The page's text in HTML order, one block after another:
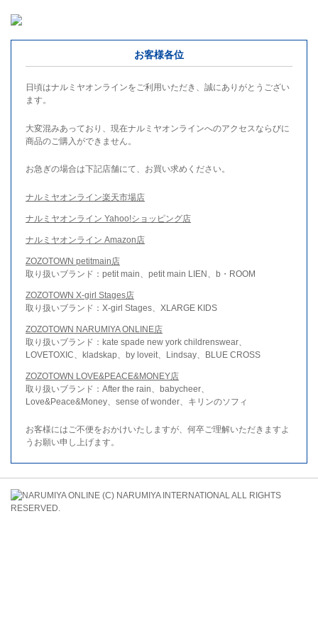
お客様各位
日頃はナルミヤオンラインをご利用いただき、誠にありがとうござい
ます。
大変混みあっており、現在ナルミヤオンラインへのアクセスならびに
商品のご購入ができません。
お急ぎの場合は下記店舗にて、お買い求めください。
ナルミヤオンライン楽天市場店
ナルミヤオンライン Yahoo!ショッピング店
ナルミヤオンライン Amazon店
ZOZOTOWN petitmain店
取り扱いブランド：petit main、petit main LIEN、b・ROOM
ZOZOTOWN X-girl Stages店
取り扱いブランド：X-girl Stages、XLARGE KIDS
ZOZOTOWN NARUMIYA ONLINE店
取り扱いブランド：kate spade new york childrenswear、
LOVETOXIC、kladskap、by loveit、Lindsay、BLUE CROSS
ZOZOTOWN LOVE&PEACE&MONEY店
取り扱いブランド：After the rain、babycheer、
Love&Peace&Money、sense of wonder、キリンのソフィ
お客様にはご不便をおかけいたしますが、何卒ご理解いただきますよ
うお願い申し上げます。